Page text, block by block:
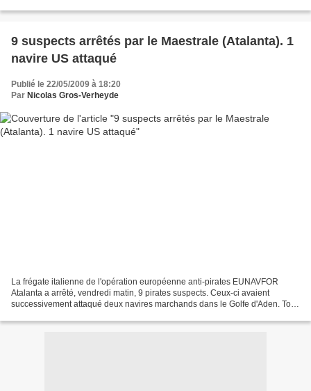
9 suspects arrêtés par le Maestrale (Atalanta). 1
navire US attaqué
Publié le 22/05/2009 à 18:20
Par Nicolas Gros-Verheyde
La frégate italienne de l'opération européenne anti-pirates EUNAVFOR
Atalanta a arrêté, vendredi matin, 9 pirates suspects. Ceux-ci avaient
successivement attaqué deux navires marchands dans le Golfe d'Aden. Tout